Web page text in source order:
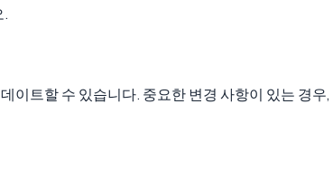
.
이트할 수 있습니다. 중요한 변경 사항이 있는 경